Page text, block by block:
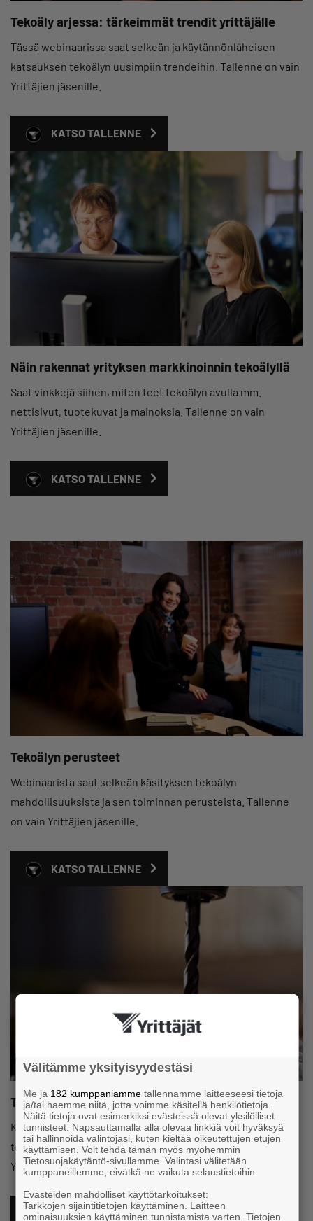
Tekoäly arjessa: tärkeimmät trendit yrittäjälle
Tässä webinaarissa saat selkeän ja käytännönläheisen
katsauksen tekoälyn uusimpiin trendeihin. Tallenne on vain
Yrittäjien jäsenille.
KATSO TALLENNE
Näin rakennat yrityksen markkinoinnin tekoälyllä
Saat vinkkejä siihen, miten teet tekoälyn avulla mm.
nettisivut, tuotekuvat ja mainoksia. Tallenne on vain
Yrittäjien jäsenille.
KATSO TALLENNE
Tekoälyn perusteet
Webinaarista saat selkeän käsityksen tekoälyn
mahdollisuuksista ja sen toiminnan perusteista. Tallenne
on vain Yrittäjien jäsenille.
KATSO TALLENNE
Tekoäly markkinoinnin apuna
Katso Yrittäjät-akatemian webinaarista vinkit ja valjasta
tekoäly yrityksesi markkinoinnin apuriksi! Tallenne on vain
Yrittäjien jäsenille.
KATSO TALLENNE
Välitämme yksityisyydestäsi
Me ja 182 kumppaniammetallennamme laitteeseesi tietoja
ja/tai haemme niitä, jotta voimme käsitellä henkilötietoja.
Näitä tietoja ovat esimerkiksi evästeissä olevat yksilölliset
tunnisteet. Napsauttamalla alla olevaa linkkiä voit hyväksyä
tai hallinnoida valintojasi, kuten kieltää oikeutettujen etujen
käyttämisen. Voit tehdä tämän myös myöhemmin
Tietosuojakäytäntö-sivullamme. Valintasi välitetään
kumppaneillemme, eivätkä ne vaikuta selaustietoihin.
Evästeiden mahdolliset käyttötarkoitukset:
Tarkkojen sijaintitietojen käyttäminen. Laitteen
ominaisuuksien käyttäminen tunnistamista varten. Tietojen